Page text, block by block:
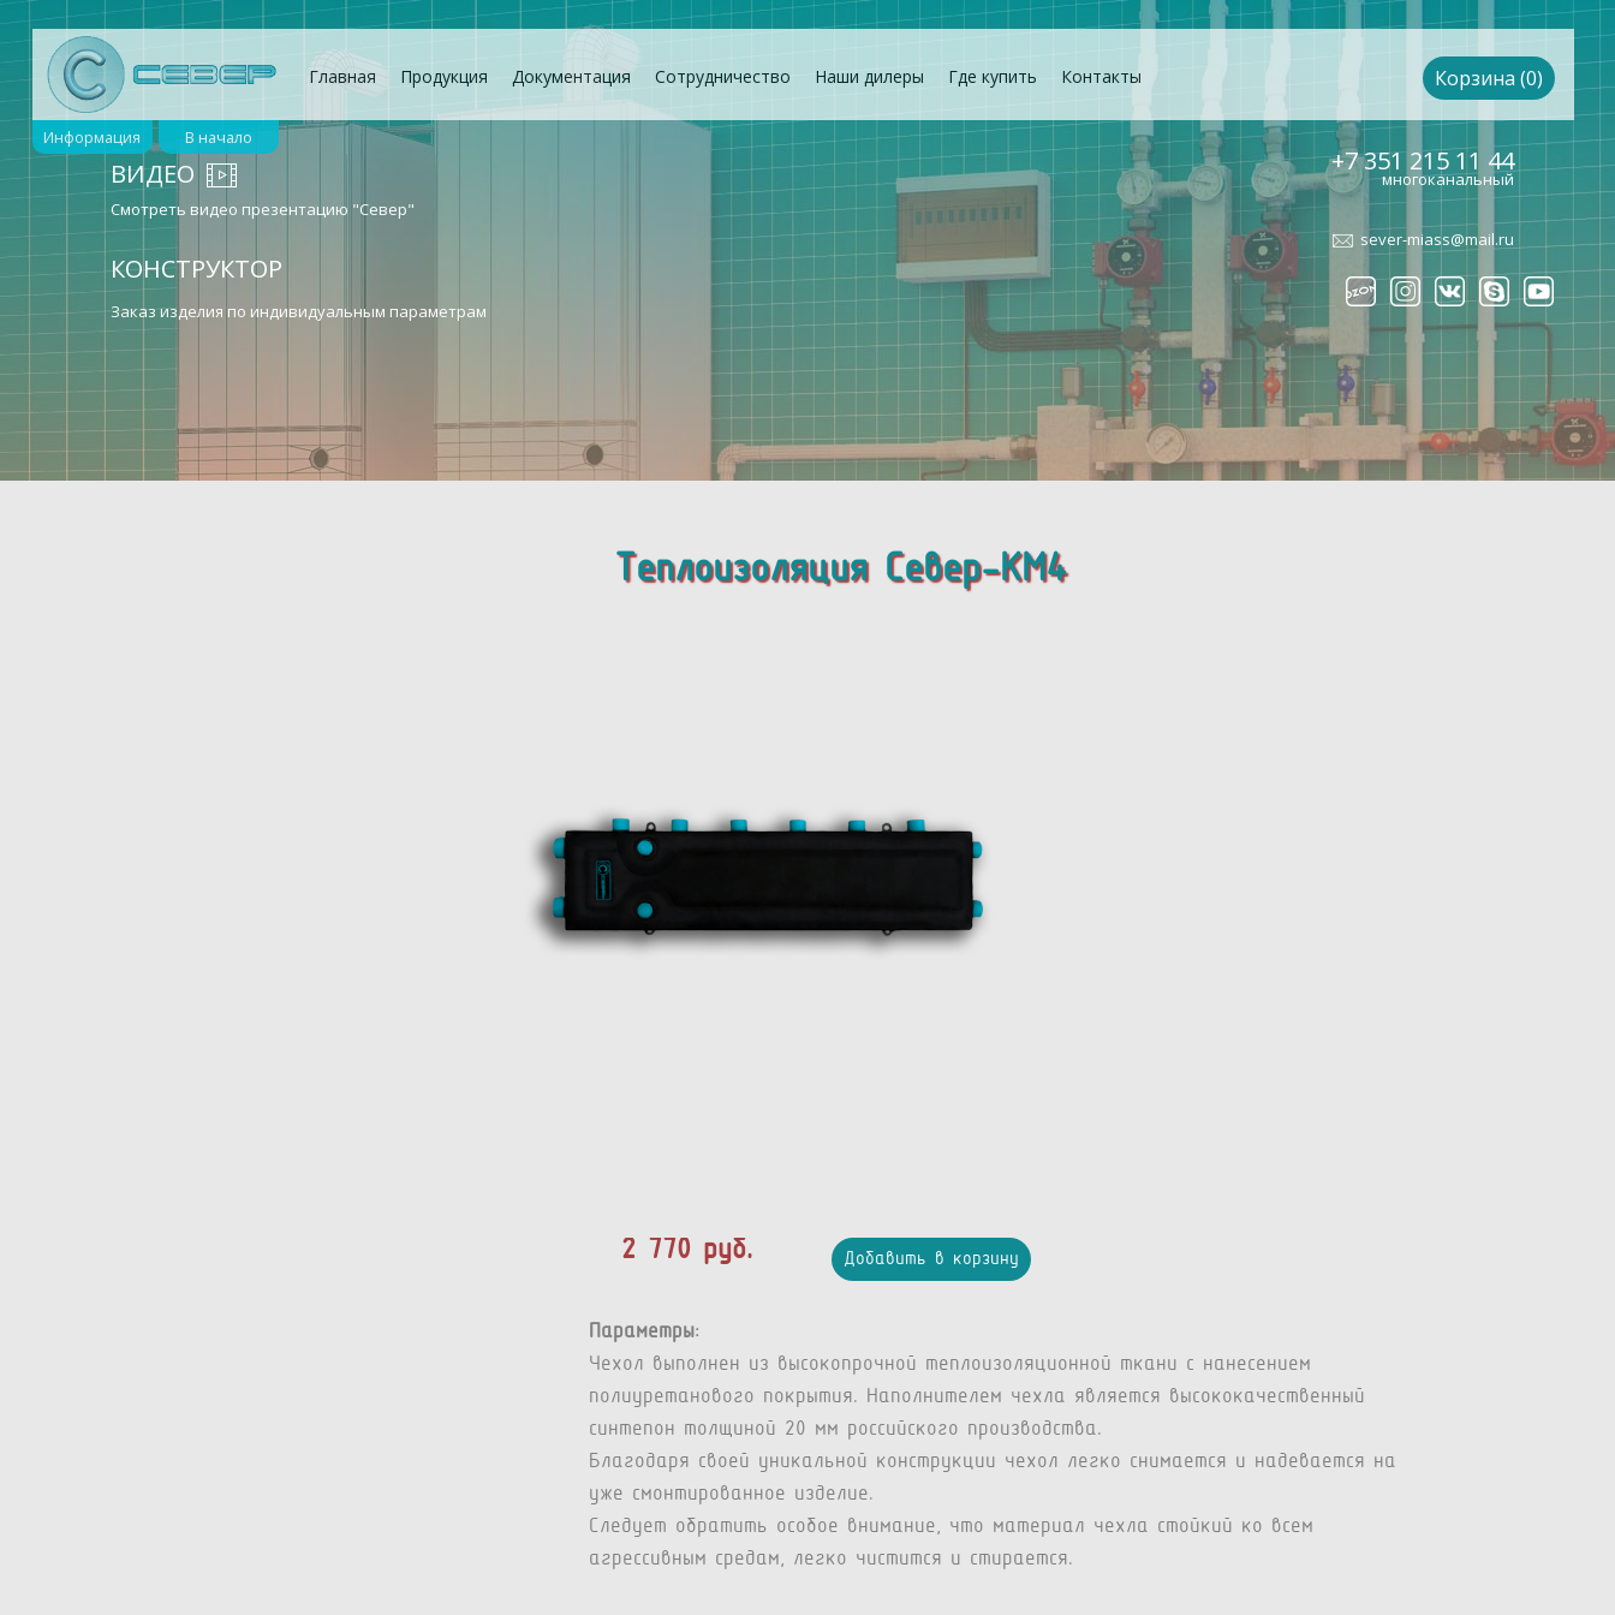
Главная Продукция Документация Сотрудничество Наши дилеры Где купить Контакты Корзина (0)
ВИДЕО
Смотреть видео презентацию "Север"
КОНСТРУКТОР
Заказ изделия по индивидуальным параметрам
+7 351 215 11 44
многоканальный
sever-miass@mail.ru
Информация В начало
Теплоизоляция Север-KM4
2 770 руб. Добавить в корзину
Параметры:
Чехол выполнен из высокопрочной теплоизоляционной ткани с нанесением
полиуретанового покрытия. Наполнителем чехла является высококачественный
синтепон толщиной 20 мм российского производства.
Благодаря своей уникальной конструкции чехол легко снимается и надевается на
уже смонтированное изделие.
Следует обратить особое внимание, что материал чехла стойкий ко всем
агрессивным средам, легко чистится и стирается.